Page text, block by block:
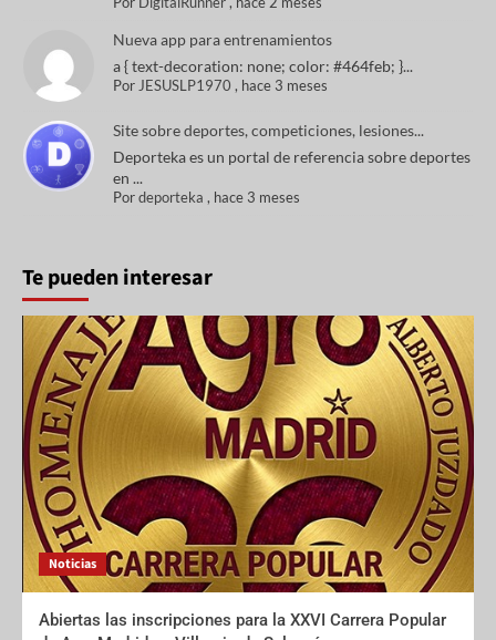
Nueva app para entrenamientos
a { text-decoration: none; color: #464feb; }...
PorJESUSLP1970 , hace 3 meses
Site sobre deportes, competiciones, lesiones...
Deporteka es un portal de referencia sobre deportes
en ...
Pordeporteka , hace 3 meses
Te pueden interesar
Noticias
Abiertas las inscripciones para la XXVI Carrera Popular